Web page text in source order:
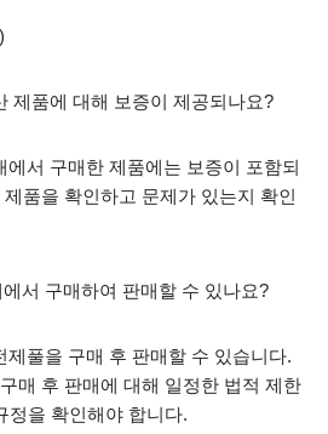
제품에 대해 보증이 제공되나요?
서 구매한 제품에는 보증이 포함되
품을 확인하고 문제가 있는지 확인
서 구매하여 판매할 수 있나요?
제풀을 구매 후 판매할 수 있습니다.
매 후 판매에 대해 일정한 법적 제한
정을 확인해야 합니다.